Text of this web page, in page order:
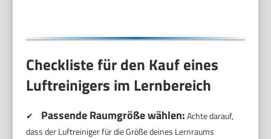
Checkliste für den Kauf eines
Luftreinigers im Lernbereich
✔ Passende Raumgröße wählen:Achte darauf,
dass der Luftreiniger für die Größe deines Lernraums